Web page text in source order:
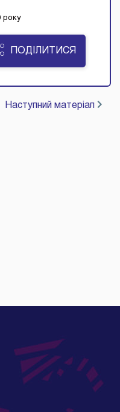
року
ПОДІЛИТИСЯ
Наступний матеріал